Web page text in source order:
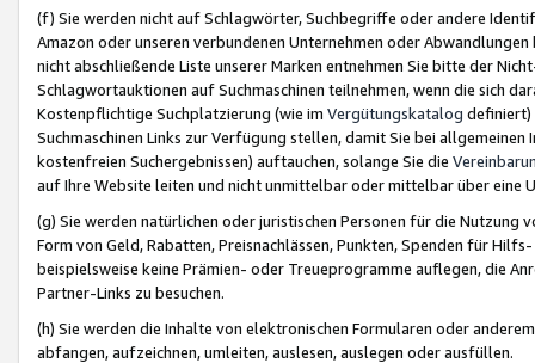
(f) Sie werden nicht auf Schlagwörter, Suchbegriffe oder andere
Amazon oder unseren verbundenen Unternehmen oder
nicht abschließende Liste unserer Marken entnehmen Sie bitte der
Schlagwortauktionen auf Suchmaschinen teilnehmen, wenn die sich
Kostenpflichtige Suchplatzierung (wie im Vergütungskatalog definiert)
Suchmaschinen Links zur Verfügung stellen, damit Sie bei
kostenfreien Suchergebnissen) auftauchen, solange Sie die
auf Ihre Website leiten und nicht unmittelbar oder mittelbar über eine
(g) Sie werden natürlichen oder juristischen Personen für die Nutzung
Form von Geld, Rabatten, Preisnachlässen, Punkten, Spenden für
beispielsweise keine Prämien- oder Treueprogramme auflegen, die
Partner-Links zu besuchen.
(h) Sie werden die Inhalte von elektronischen Formularen oder
abfangen, aufzeichnen, umleiten, auslesen, auslegen oder ausfüllen.